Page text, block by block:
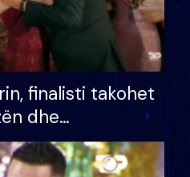
finalisti takohet
dhe
ndonjë letër